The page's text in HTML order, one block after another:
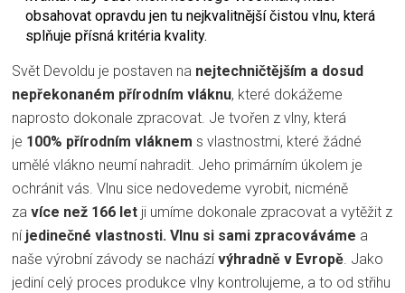
obsahovat opravdu jen tu nejkvalitnější čistou vlnu, která
splňuje přísná kritéria kvality.
Svět Devoldu je postaven na nejtechničtějším a dosud
nepřekonaném přírodním vláknu, které dokážeme
naprosto dokonale zpracovat. Je tvořen z vlny, která
je 100% přírodním vláknem s vlastnostmi, které žádné
umělé vlákno neumí nahradit. Jeho primárním úkolem je
ochránit vás. Vlnu sice nedovedeme vyrobit, nicméně
za více než 166 let ji umíme dokonale zpracovat a vytěžit z
ní jedinečné vlastnosti. Vlnu si sami zpracováváme a
naše výrobní závody se nacházívýhradně v Evropě. Jako
jediní celý proces produkce vlny kontrolujeme, a to od střihu